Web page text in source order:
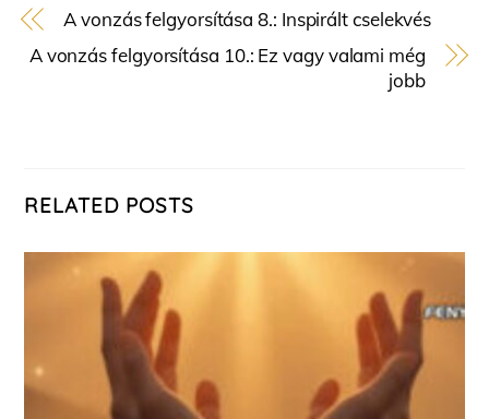
A vonzás felgyorsítása 8.: Inspirált cselekvés
A vonzás felgyorsítása 10.: Ez vagy valami még
jobb
RELATED POSTS